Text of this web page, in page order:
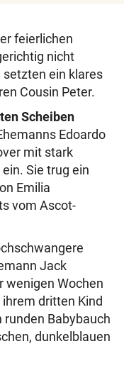
feierlichen
nicht
setzten ein klares
Cousin Peter.
Scheiben
Edoardo
mit stark
Sie trug ein
Emilia
vom Ascot-
Jack
wenigen Wochen
dritten Kind
Babybauch
dunkelblauen